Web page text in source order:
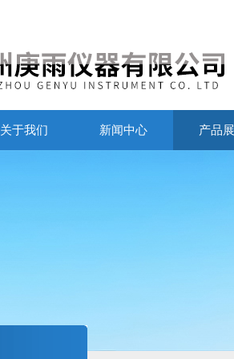
关于我们 新闻中心 产品